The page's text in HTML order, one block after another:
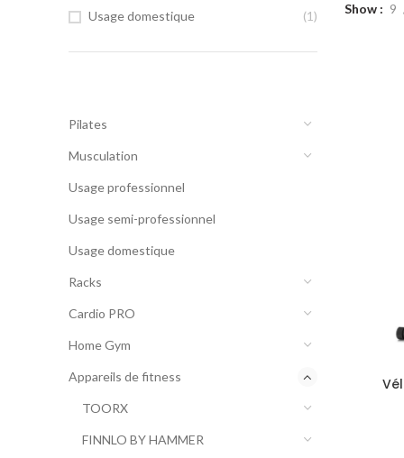
Usage domestique (1)
Pilates
Musculation
Usage professionnel
Usage semi-professionnel
Usage domestique
Racks
Cardio PRO
Home Gym
Appareils de fitness
TOORX
FINNLO BY HAMMER
Show
9